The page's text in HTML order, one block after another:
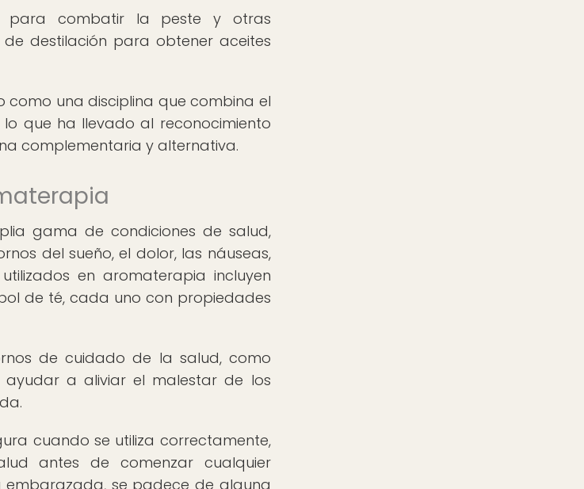
para combatir la peste y otras
destilación para obtener aceites
como una disciplina que combina el
que ha llevado al reconocimiento
complementaria y alternativa.
gama de condiciones de salud,
del sueño, el dolor, las náuseas,
en aromaterapia incluyen
de té, cada uno con propiedades
de cuidado de la salud, como
a aliviar el malestar de los
cuando se utiliza correctamente,
antes de comenzar cualquier
se padece de alguna